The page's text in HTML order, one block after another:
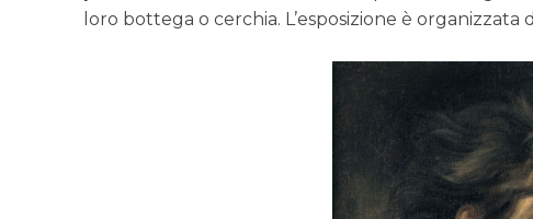
loro bottega o cerchia. L’esposizione è organizzata